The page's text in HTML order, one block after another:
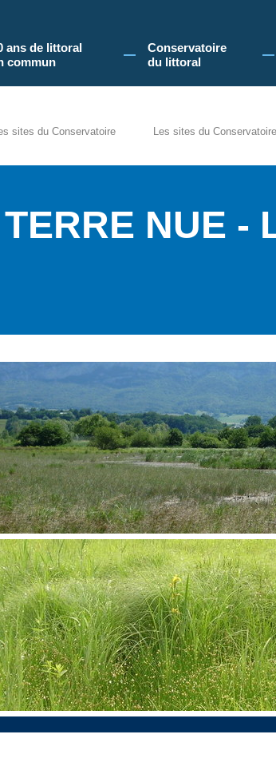
sur le site du Conservatoire du littoral, vous acceptez
ans de littoral
commun​
Conservatoire
du littoral
sites du Conservatoire Les sites du Conservatoire
NUE -